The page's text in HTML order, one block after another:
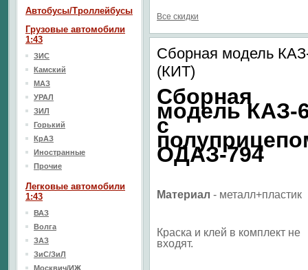
Все скидки
Сборная модель
(КИТ)
Сборная
модель КАЗ-
с
ОДАЗ-794
Материал - металл+пластик
Краска и клей в комплект не
входят.
Автобусы/Троллейбусы
Грузовые автомобили
1:43
ЗИС
Камский
МАЗ
УРАЛ
ЗИЛ
Горький
КрАЗ
Иностранные
Прочие
Легковые автомобили
1:43
ВАЗ
Волга
ЗАЗ
ЗиС/ЗиЛ
Москвич/ИЖ